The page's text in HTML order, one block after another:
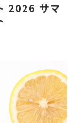
2026 サマ